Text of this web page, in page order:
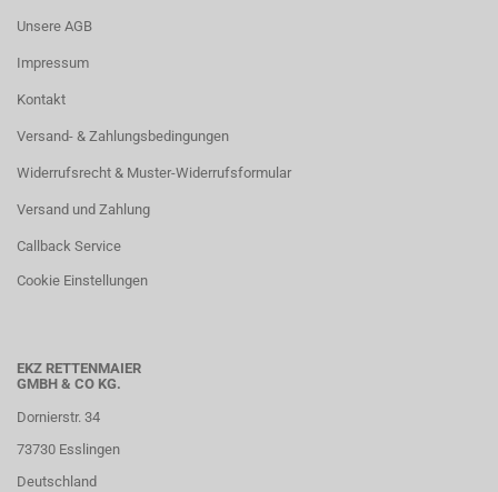
Unsere AGB
Impressum
Kontakt
Versand- & Zahlungsbedingungen
Widerrufsrecht & Muster-Widerrufsformular
Versand und Zahlung
Callback Service
Cookie Einstellungen
EKZ RETTENMAIER
GMBH & CO KG.
Dornierstr. 34
73730 Esslingen
Deutschland